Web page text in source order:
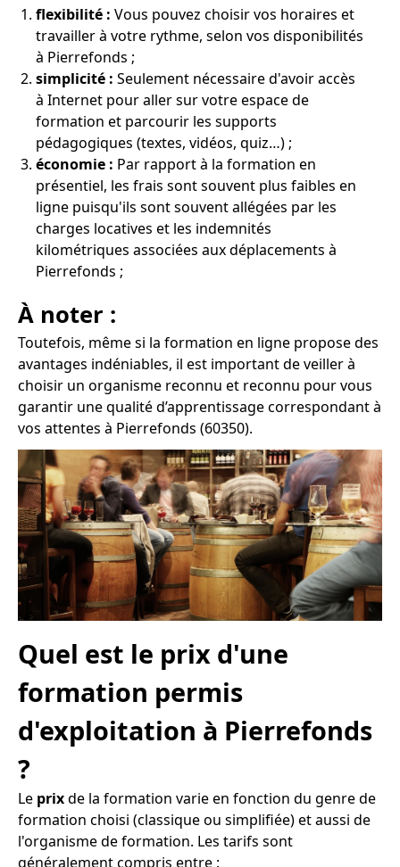
flexibilité : Vous pouvez choisir vos horaires et
travailler à votre rythme, selon vos disponibilités
à Pierrefonds ;
simplicité : Seulement nécessaire d'avoir accès
à Internet pour aller sur votre espace de
formation et parcourir les supports
pédagogiques (textes, vidéos, quiz…) ;
économie : Par rapport à la formation en
présentiel, les frais sont souvent plus faibles en
ligne puisqu'ils sont souvent allégées par les
charges locatives et les indemnités
kilométriques associées aux déplacements à
Pierrefonds ;
À noter :
Toutefois, même si la formation en ligne propose des
avantages indéniables, il est important de veiller à
choisir un organisme reconnu et reconnu pour vous
garantir une qualité d’apprentissage correspondant à
vos attentes à Pierrefonds (60350).
Quel est le prix d'une
formation permis
d'exploitation à Pierrefonds
?
Le prixde la formation varie en fonction du genre de
formation choisi (classique ou simplifiée) et aussi de
l'organisme de formation. Les tarifs sont
généralement compris entre :